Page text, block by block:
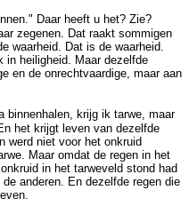
Daar heeft u het? Zie?
zegenen. Dat raakt sommigen
waarheid. Dat is de waarheid.
in heiligheid. Maar dezelfde
en de onrechtvaardige, maar aan
binnenhalen, krijg ik tarwe, maar
het krijgt leven van dezelfde
werd niet voor het onkruid
Maar omdat de regen in het
in het tarweveld stond had
anderen. En dezelfde regen die